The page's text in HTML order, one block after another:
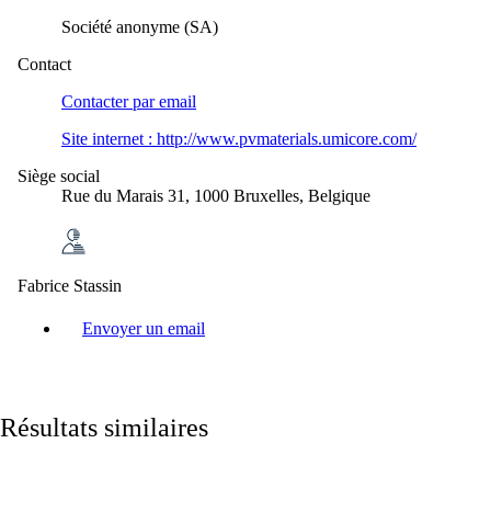
Société anonyme (SA)
Contact
Contacter par email
Site internet : http://www.pvmaterials.umicore.com/
Siège social
Rue du Marais 31, 1000 Bruxelles, Belgique
Fabrice Stassin
Envoyer un email
Résultats similaires